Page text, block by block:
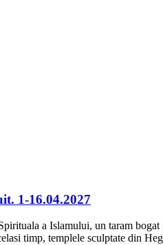
1-16.04.2027
a Islamului, un taram
timp, templele sculptate din